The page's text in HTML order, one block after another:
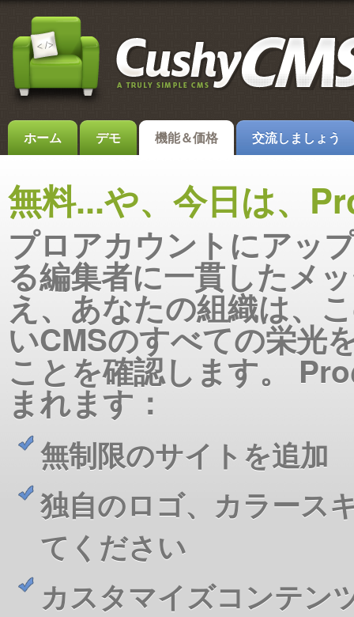
ホーム デモ 機能＆価格 交流しましょう
無料...や、今日は、
プロアカウントにアッ
る編集者に一貫したメ
え、あなたの組織は、
いCMSのすべての栄光
ことを確認します。
まれます：
無制限のサイトを追加
独自のロゴ、カラース
てください
カスタマイズコンテン